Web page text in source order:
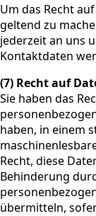
Um das Recht
geltend zu
jederzeit an uns
Kontaktdaten
(7) Recht auf
Sie haben das
haben, in einem
Recht, diese
Behinderung
übermitteln,